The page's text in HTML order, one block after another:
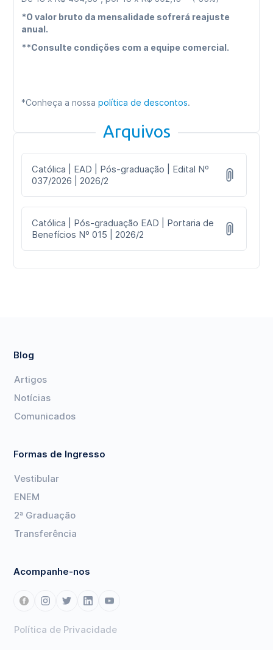
*O valor bruto da mensalidade sofrerá reajuste
anual.
**Consulte condições com a equipe comercial.
*Conheça a nossapolítica de descontos.
Arquivos
Católica | EAD | Pós-graduação | Edital Nº
037/2026 | 2026/2
Católica | Pós-graduação EAD | Portaria de
Benefícios Nº 015 | 2026/2
Blog
Artigos
Notícias
Comunicados
Formas de Ingresso
Vestibular
ENEM
2ª Graduação
Transferência
Acompanhe-nos
Política de Privacidade